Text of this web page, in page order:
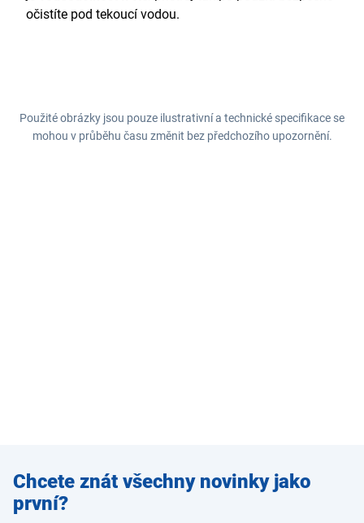
očistíte pod tekoucí vodou.
Použité obrázky jsou pouze ilustrativní a technické specifikace se
mohou v průběhu času změnit bez předchozího upozornění.
Zadejte
e-mail
Chcete znát všechny novinky jako
první?